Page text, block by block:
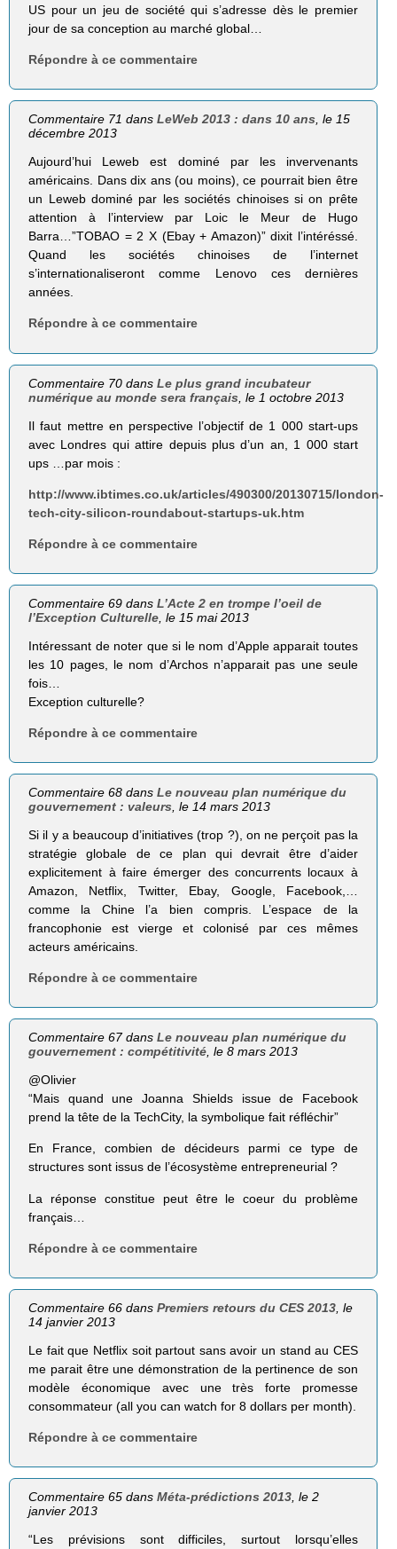
US pour un jeu de société qui s’adresse dès le premier
jour de sa conception au marché global…
Répondre à ce commentaire
Commentaire 71 dansLeWeb 2013 : dans 10 ans, le 15
décembre 2013
Aujourd’hui Leweb est dominé par les invervenants
américains. Dans dix ans (ou moins), ce pourrait bien être
un Leweb dominé par les sociétés chinoises si on prête
attention à l’interview par Loic le Meur de Hugo
Barra…”TOBAO = 2 X (Ebay + Amazon)” dixit l’intéréssé.
Quand les sociétés chinoises de l’internet
s’internationaliseront comme Lenovo ces dernières
années.
Répondre à ce commentaire
Commentaire 70 dansLe plus grand incubateur
numérique au monde sera français , le 1 octobre 2013
Il faut mettre en perspective l’objectif de 1 000 start-ups
avec Londres qui attire depuis plus d’un an, 1 000 start
ups …par mois :
http://www.ibtimes.co.uk/articles/490300/20130715/london-
tech-city-silicon-roundabout-startups-uk.htm
Répondre à ce commentaire
Commentaire 69 dansL’Acte 2 en trompe l’oeil de
l’Exception Culturelle , le 15 mai 2013
Intéressant de noter que si le nom d’Apple apparait toutes
les 10 pages, le nom d’Archos n’apparait pas une seule
fois…
Exception culturelle?
Répondre à ce commentaire
Commentaire 68 dansLe nouveau plan numérique du
gouvernement : valeurs , le 14 mars 2013
Si il y a beaucoup d’initiatives (trop ?), on ne perçoit pas la
stratégie globale de ce plan qui devrait être d’aider
explicitement à faire émerger des concurrents locaux à
Amazon, Netflix, Twitter, Ebay, Google, Facebook,…
comme la Chine l’a bien compris. L’espace de la
francophonie est vierge et colonisé par ces mêmes
acteurs américains.
Répondre à ce commentaire
Commentaire 67 dansLe nouveau plan numérique du
gouvernement : compétitivité, le 8 mars 2013
@Olivier
“Mais quand une Joanna Shields issue de Face­book
prend la tête de la Tech­City, la sym­bo­lique fait réflé­chir”
En France, combien de décideurs parmi ce type de
structures sont issus de l’écosystème entrepreneurial ?
La réponse constitue peut être le coeur du problème
français…
Répondre à ce commentaire
Commentaire 66 dansPremiers retours du CES 2013 , le
14 janvier 2013
Le fait que Netflix soit partout sans avoir un stand au CES
me parait être une démonstration de la pertinence de son
modèle économique avec une très forte promesse
consommateur (all you can watch for 8 dollars per month).
Répondre à ce commentaire
Commentaire 65 dansMéta-prédictions 2013 , le 2
janvier 2013
“Les prévisions sont difficiles, surtout lorsqu’elles